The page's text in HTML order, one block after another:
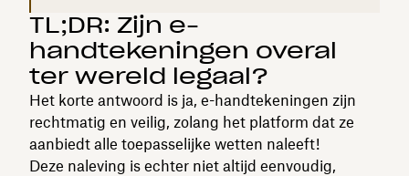
TL;DR: Zijn e-
handtekeningen overal
ter wereld legaal?
Het korte antwoord is ja, e-handtekeningen zijn
rechtmatig en veilig, zolang het platform dat ze
aanbiedt alle toepasselijke wetten naleeft!
Deze naleving is echter niet altijd eenvoudig,